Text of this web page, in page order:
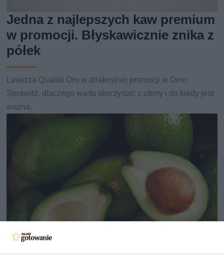
Jedna z najlepszych kaw premium
w promocji. Błyskawicznie znika z
półek
Lavazza Qualità Oro w atrakcyjnej promocji w Dino.
Sprawdź, dlaczego warto skorzystać z oferty i do kiedy jest
ważna.